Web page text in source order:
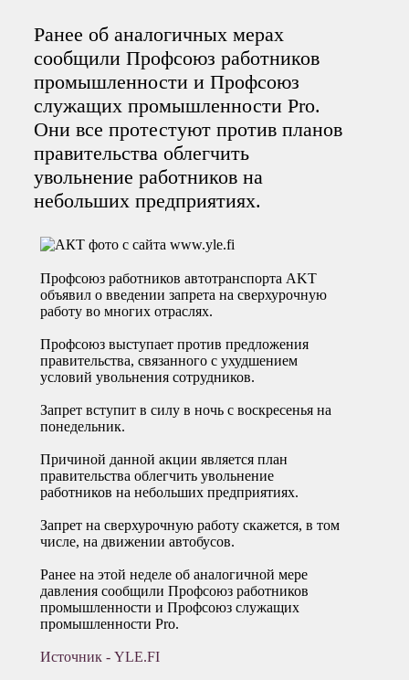
Ранее об аналогичных мерах
сообщили Профсоюз работников
промышленности и Профсоюз
служащих промышленности Pro.
Они все протестуют против планов
правительства облегчить
увольнение работников на
небольших предприятиях.
Профсоюз работников автотранспорта AKT
объявил о введении запрета на сверхурочную
работу во многих отраслях.
Профсоюз выступает против предложения
правительства, связанного с ухудшением
условий увольнения сотрудников.
Запрет вступит в силу в ночь с воскресенья на
понедельник.
Причиной данной акции является план
правительства облегчить увольнение
работников на небольших предприятиях.
Запрет на сверхурочную работу скажется, в том
числе, на движении автобусов.
Ранее на этой неделе об аналогичной мере
давления сообщили Профсоюз работников
промышленности и Профсоюз служащих
промышленности Pro.
Источник - YLE.FI